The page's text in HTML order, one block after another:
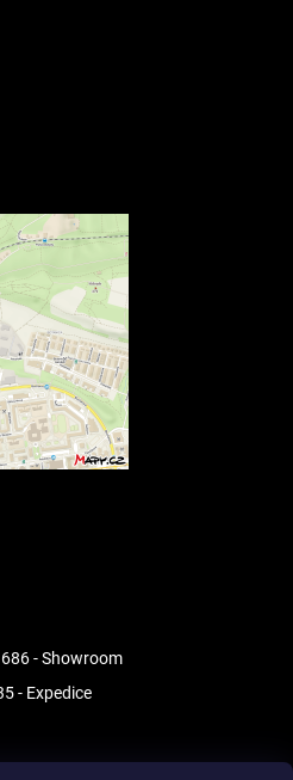
- Showroom
- Expedice